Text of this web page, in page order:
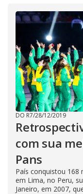
DO R7/28/12/2019
com sua
Pans
País conquistou 168
em Lima, no Peru,
Janeiro, em 2007,